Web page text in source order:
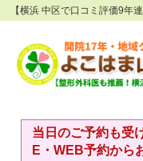
【横浜 中区で口コミ評価9年
当日のご予約も受
E・WEB予約から